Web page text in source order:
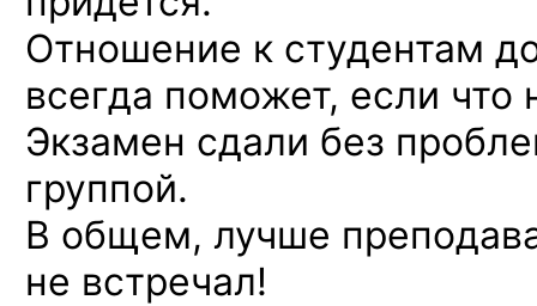
Отношение к студентам
всегда поможет, если что
Экзамен сдали без
группой.
В общем, лучше
не встречал!